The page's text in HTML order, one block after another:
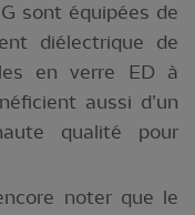
sont équipées de
diélectrique de
en verre ED à
aussi d’un
qualité pour
noter que le